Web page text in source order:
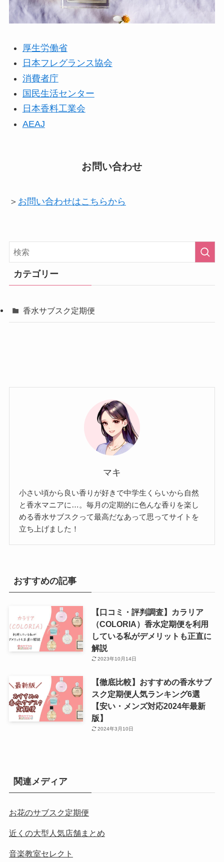
厚生労働省
日本フレグランス協会
消費者庁
国民生活センター
日本香料工業会
AEAJ
お問い合わせ
＞ お問い合わせはこちらから
カテゴリー
香水サブスク定期便
マキ
小さい頃から良い香りが好きで中学生くらいから自然
と香水マニアに…。毎月の定期的に色んな香りを楽し
める香水サブスクって最高だなあって思ってサイトを
立ち上げました！
おすすめの記事
【口コミ・評判調査】カラリア
（COLORIA）香水定期便を利用
している私がデメリットも正直に
解説
2023年10月14日
【徹底比較】おすすめの香水サブ
スク定期便人気ランキング6選
【安い・メンズ対応2024年最新
版】
2024年3月10日
関連メディア
お花のサブスク定期便
近くの大型人気店舗まとめ
音楽教室セレクト